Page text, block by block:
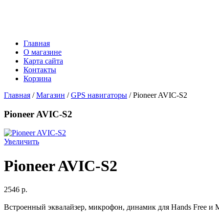
Главная
О магазине
Карта сайта
Контакты
Корзина
Главная /Магазин /GPS навигаторы / Pioneer AVIC-S2
Pioneer AVIC-S2
Увеличить
Pioneer AVIC-S2
2546 p.
Встроенный эквалайзер, микрофон, динамик для Hands Free и